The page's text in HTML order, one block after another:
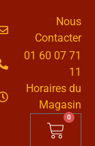
Nous
Contacter
01 60 07 71
11
Horaires du
Magasin
0